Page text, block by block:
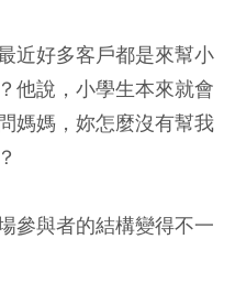
近好多客戶都是來幫小
他說，小學生本來就會
媽媽，妳怎麼沒有幫我
參與者的結構變得不一